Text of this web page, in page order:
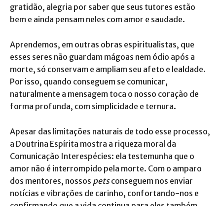
gratidão, alegria por saber que seus tutores estão
bem e ainda pensam neles com amor e saudade.
Aprendemos, em outras obras espiritualistas, que
esses seres não guardam mágoas nem ódio após a
morte, só conservam e ampliam seu afeto e lealdade.
Por isso, quando conseguem se comunicar,
naturalmente a mensagem toca o nosso coração de
forma profunda, com simplicidade e ternura.
Apesar das limitações naturais de todo esse processo,
a Doutrina Espírita mostra a riqueza moral da
Comunicação Interespécies: ela testemunha que o
amor não é interrompido pela morte. Com o amparo
dos mentores, nossos petsconseguem nos enviar
notícias e vibrações de carinho, confortando-nos e